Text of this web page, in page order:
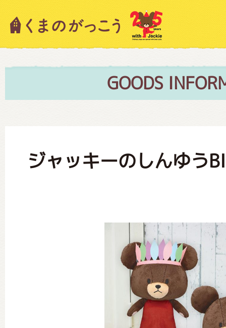
GOODS
ジャッキーのしんゆう
キャラクター紹介
絵本・作家紹介
ショップインフォメーション
グッズインフォメーション
ミュージカル・コンサート